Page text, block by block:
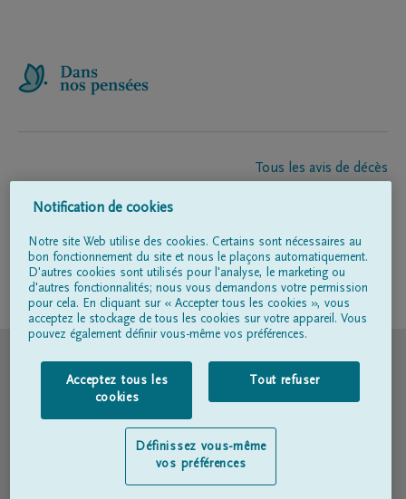
Tous les avis de décès
Entrepreneur de pompes funèbres
Suivez-nous sur
Conditions d'utilisation
Déclaration relative à la vie privée
Déclaration d’accessibilité
Notification de cookies
Notre site Web utilise des cookies. Certains sont nécessaires au
bon fonctionnement du site et nous le plaçons automatiquement.
D'autres cookies sont utilisés pour l'analyse, le marketing ou
d'autres fonctionnalités; nous vous demandons votre permission
pour cela. En cliquant sur « Accepter tous les cookies », vous
acceptez le stockage de tous les cookies sur votre appareil. Vous
pouvez également définir vous-même vos préférences.
Acceptez tous les
cookies
Tout refuser
Définissez vous-même
vos préférences